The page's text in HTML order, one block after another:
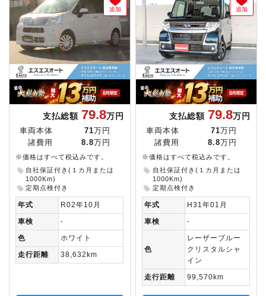
追加
支払総額 79.8万円
車両本体 71万円
諸費用
8.8万円
※価格はすべて税込みです。
自社保証付き(１カ月または
1000Km)
定期点検付き
年式
R02年10月
車検
-
色
ホワイト
走行距離
38,632km
追加
支払総額 79.8万円
車両本体 71万円
諸費用
8.8万円
※価格はすべて税込みです。
自社保証付き(１カ月または
1000Km)
定期点検付き
年式
H31年01月
車検
-
色
レーザーブルー
クリスタルシャ
イン
走行距離
99,570km